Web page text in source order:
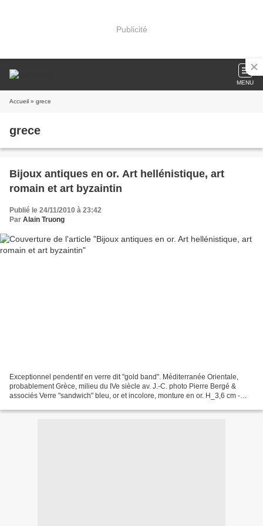
Publicité
MENU
Accueil » grece
grece
Bijoux antiques en or. Art hellénistique, art
romain et art byzaintin
Publié le 24/11/2010 à 23:42
Par Alain Truong
Exceptionnel pendentif en verre dit "gold band". Méditerranée Orientale,
probablement Grèce, milieu du IVe siècle av. J.-C. photo Pierre Bergé &
associés Verre "sandwich" bleu, or et incolore, monture en or. H_3,6 cm -